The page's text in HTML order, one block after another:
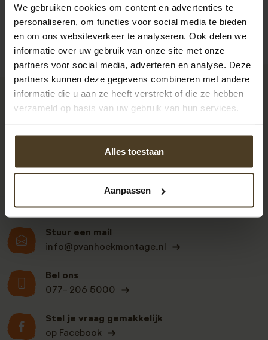
We gebruiken cookies om content en advertenties te
personaliseren, om functies voor social media te bieden
en om ons websiteverkeer te analyseren. Ook delen we
informatie over uw gebruik van onze site met onze
partners voor social media, adverteren en analyse. Deze
partners kunnen deze gegevens combineren met andere
informatie die u aan ze heeft verstrekt of die ze hebben
verzameld op basis van uw gebruik van hun services.
Alles toestaan
Aanpassen
Stuur een mail
info@pvanhoekmontage.nl
Bel ons
077- 206 5000
Stel je vraag gemakkelijk
op Facebook
9
Klanten beoordelen
ons een: 9 uit de 930